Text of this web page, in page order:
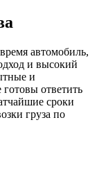
автомобиль,
и высокий
и
ответить
сроки
груза по